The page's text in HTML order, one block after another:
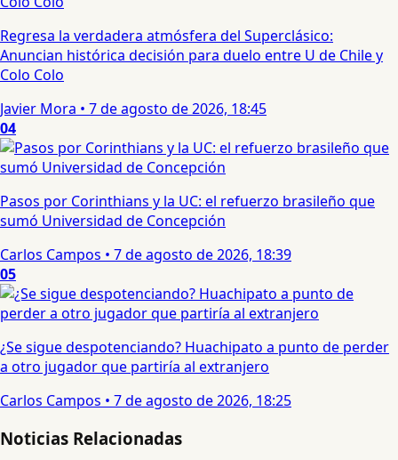
Regresa la verdadera atmósfera del Superclásico:
Anuncian histórica decisión para duelo entre U de Chile y
Colo Colo
Javier Mora • 7 de agosto de 2026, 18:45
04
Pasos por Corinthians y la UC: el refuerzo brasileño que
sumó Universidad de Concepción
Carlos Campos • 7 de agosto de 2026, 18:39
05
¿Se sigue despotenciando? Huachipato a punto de perder
a otro jugador que partiría al extranjero
Carlos Campos • 7 de agosto de 2026, 18:25
Noticias Relacionadas